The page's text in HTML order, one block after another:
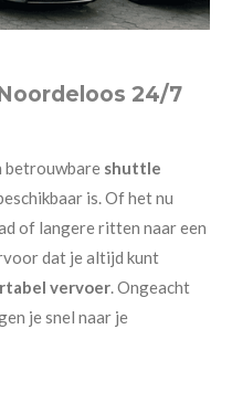
24/7
betrouwbare shuttle
is. Of het nu
of langere ritten naar een
dat je altijd kunt
vervoer . Ongeacht
je snel naar je